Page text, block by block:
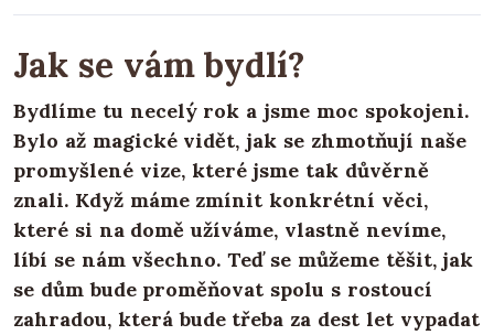
Jak se vám bydlí?
Bydlíme tu necelý rok a jsme moc spokojeni.
Bylo až magické vidět, jak se zhmotňují naše
promyšlené vize, které jsme tak důvěrně
znali. Když máme zmínit konkrétní věci,
které si na domě užíváme, vlastně nevíme,
líbí se nám všechno. Teď se můžeme těšit, jak
se dům bude proměňovat spolu s rostoucí
zahradou, která bude třeba za dest let vypadat